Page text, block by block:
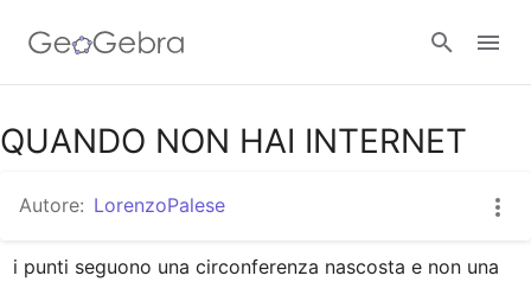
Google Classroom
GeoGebra Classroom
QUANDO NON HAI INTERNET
Autore: LorenzoPalese
i punti seguono una circonferenza nascosta e non una